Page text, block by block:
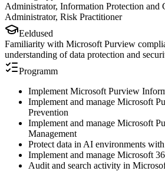
Administrator, Information Protection and
Administrator, Risk Practitioner
Eeldused
Familiarity with Microsoft Purview
understanding of data protection and
Programm
Implement Microsoft Purview
Implement and manage Microsoft
Prevention
Implement and manage Microsoft
Management
Protect data in AI environments
Implement and manage Microsoft
Audit and search activity in